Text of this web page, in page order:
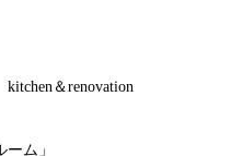
＆renovation
ム」